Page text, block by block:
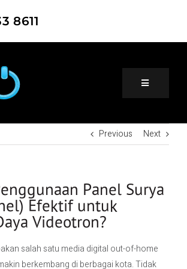
8611
Home
Product
Project
Previous Next
Panel Surya
Efektif untuk
Videotron?
salah satu media digital out-of-home
berkembang di berbagai kota. Tidak